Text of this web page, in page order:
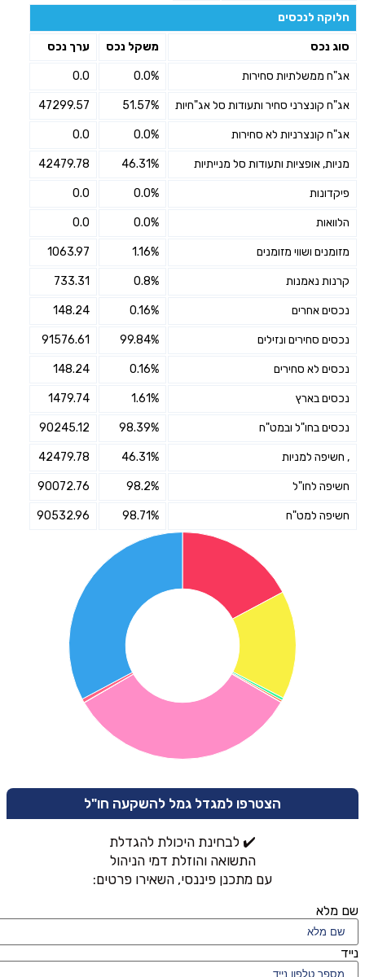
חלוקה לנכסים
סוג נכס משקל נכס ערך נכס
אג"ח ממשלתיות סחירות 0.0%
0.0
אג"ח קונצרני סחיר ותעודות סל אג"חיות 51.57%
47299.57
אג"ח קונצרניות לא סחירות 0.0%
0.0
מניות, אופציות ותעודות סל מנייתיות 46.31%
42479.78
פיקדונות 0.0%
0.0
הלוואות 0.0%
0.0
מזומנים ושווי מזומנים 1.16%
1063.97
קרנות נאמנות 0.8%
733.31
נכסים אחרים 0.16%
148.24
נכסים סחירים ונזילים 99.84%
91576.61
נכסים לא סחירים 0.16%
148.24
נכסים בארץ 1.61%
1479.74
נכסים בחו"ל ובמט"ח 98.39%
90245.12
, חשיפה למניות 46.31%
42479.78
חשיפה לחו"ל 98.2%
90072.76
חשיפה למט"ח 98.71%
90532.96
הצטרפו למגדל גמל להשקעה חו"ל
✔️ לבחינת היכולת להגדלת
התשואה והוזלת דמי הניהול
עם מתכנן פיננסי, השאירו פרטים:
שם מלא
נייד